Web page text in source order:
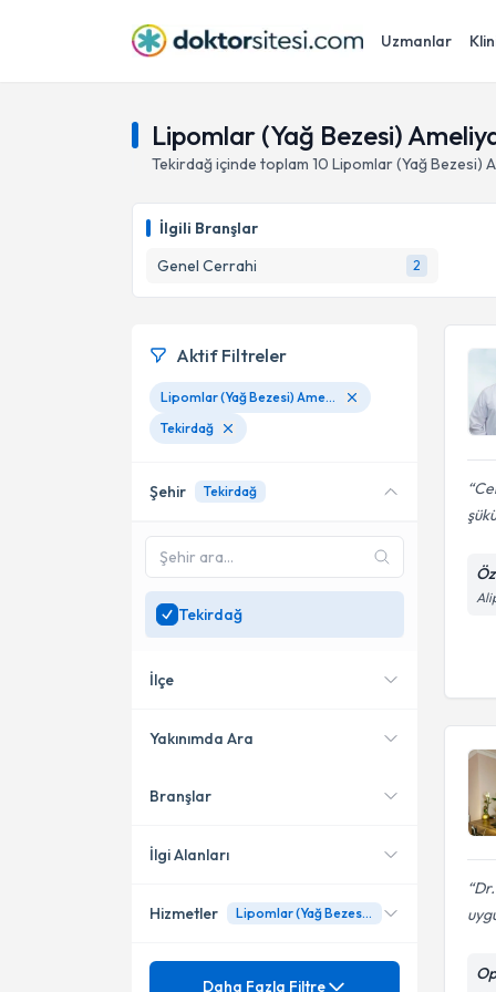
Uzmanlar
Lipomlar (Yağ Bezesi)
Tekirdağiçinde toplam 10 Lipomlar (Yağ Bezesi)
İlgili Branşlar
Genel Cerrahi
2
Aktif Filtreler
Lipomlar (Yağ Bezesi) Ameliyat İle Tedavisi
Tekirdağ
Şehir Tekirdağ
Tekirdağ
İlçe
Çorlu
Yakınımda Ara
Konumuma yakın uzmanları
Branşlar
Genel Cerrahi
İlgi Alanları
Acil Cerrahi
Hizmetler Lipomlar (Yağ Bezesi) Ameliyat İle Tedavisi
Mezuniyet
Daha Fazla Filtre